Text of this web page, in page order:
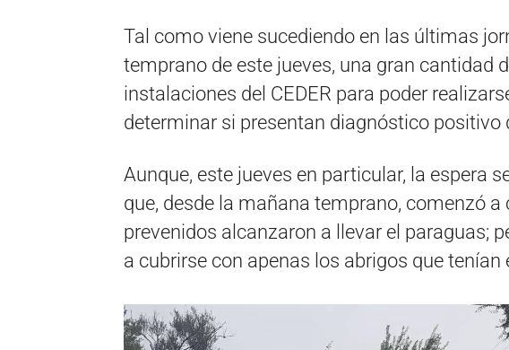
Tal como viene sucediendo en las últimas
temprano de este jueves, una gran cantidad
instalaciones del CEDER para poder
determinar si presentan diagnóstico positivo
Aunque, este jueves en particular, la espera
que, desde la mañana temprano, comenzó a
prevenidos alcanzaron a llevar el paraguas;
a cubrirse con apenas los abrigos que tenían